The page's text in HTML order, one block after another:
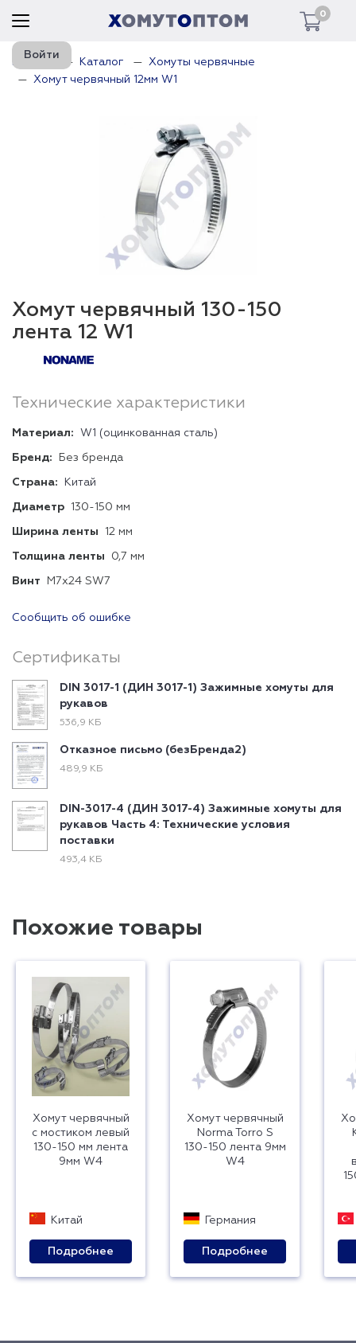
0
Войти
Главная Каталог
Хомуты червячные
Хомут червячный 12мм W1
Хомут червячный 130-150
лента 12 W1
Технические характеристики
Материал: W1 (оцинкованная сталь)
Бренд: Без бренда
Страна: Китай
Диаметр 130-150 мм
Ширина ленты 12 мм
Толщина ленты 0,7 мм
Винт М7х24 SW7
Сообщить об ошибке
Сертификаты
DIN 3017-1 (ДИН 3017-1) Зажимные хомуты для
рукавов
536,9 КБ
Отказное письмо (безБренда2)
489,9 КБ
DIN-3017-4 (ДИН 3017-4) Зажимные хомуты для
рукавов Часть 4: Технические условия
поставки
493,4 КБ
Похожие товары
Хомут червячный
с мостиком левый
130-150 мм лента
9мм W4
Китай
Подробнее
Хомут червячный
Norma Torro S
130-150 лента 9мм
W4
Германия
Подробнее